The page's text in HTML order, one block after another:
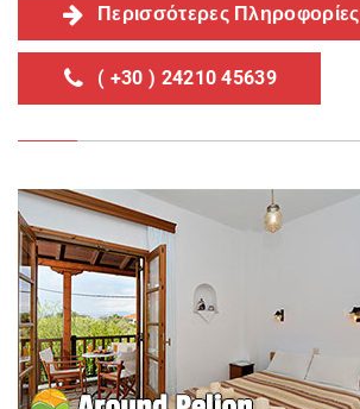
Περισσότερες Πληροφορίες
( +30 ) 24210 45639